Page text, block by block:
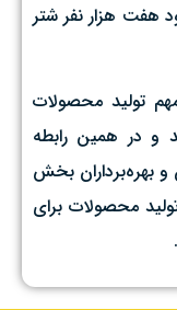
حدود هفت هزار نفر شتر
تولید محصولات
و در همین رابطه
بهره‌برداران بخش
محصولات برای